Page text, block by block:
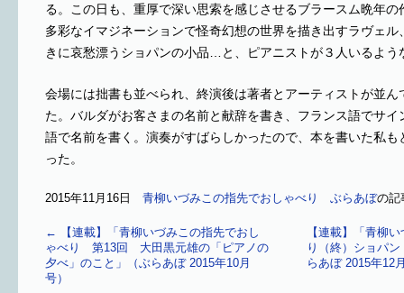
る。この日も、重厚で深い思索を感じさせるブラースム晩年の
多彩なイマジネーションで怪奇幻想の世界を描き出すラヴェル
きに哀愁漂うショパンの小品…と、ピアニストが３人いるよう
会場には拙書も並べられ、終演後は著者とアーティストが並ん
た。バルダがお客さまの名前と献辞を書き、フランス語でサイ
語で名前を書く。演奏がすばらしかったので、本を書いた私も
った。
2015年11月16日 青柳いづみこの指先でおしゃべり ぶらあぼの記
←
【連載】「青柳いづみこの指先でおし
ゃべり 第13回 大田黒元雄の「ピアノの
夕べ」のこと」（ぶらあぼ 2015年10月
号）
【連載】「青柳
り（終）ショパ
らあぼ 2015年12